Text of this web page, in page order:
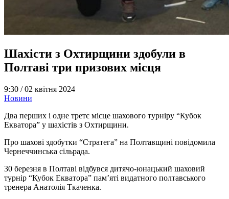
Шахісти з Охтирщини здобули в
Полтаві три призових місця
9:30 /02 квітня 2024
Новини
Два перших і одне третє місце шахового турніру “Кубок
Екватора” у шахістів з Охтирщини.
Про шахові здобутки “Стратега” на Полтавщині повідомила
Чернеччинська сільрада.
30 березня в Полтаві відбувся дитячо-юнацький шаховий
турнір “Кубок Екватора” пам’яті видатного полтавського
тренера Анатолія Ткаченка.